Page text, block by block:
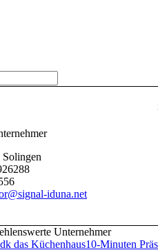
iduna.net
Unternehmer
das Küchenhaus10-Minuten